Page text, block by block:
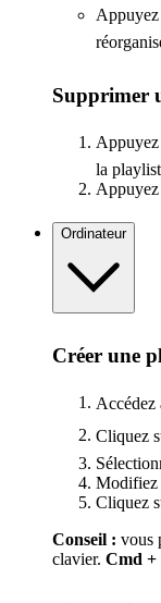
Supprimer
la
Ordinateur
Créer une
Accédez
Cliquez
Modifiez
Cliquez
Conseil : vous
clavier. Cmd +